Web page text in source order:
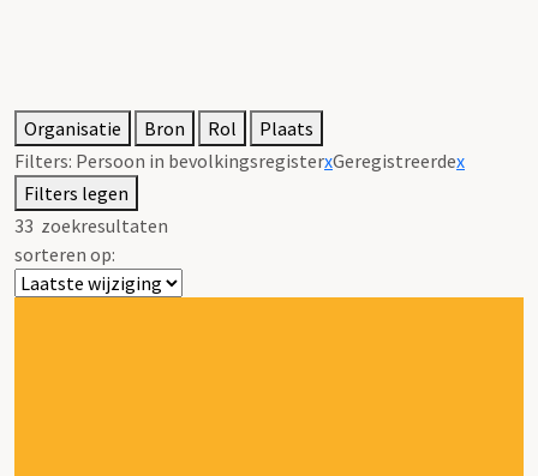
Organisatie Bron Rol
Plaats
Filters: Persoon in bevolkingsregisterxGeregistreerdex
Filters legen
33 zoekresultaten
sorteren op: